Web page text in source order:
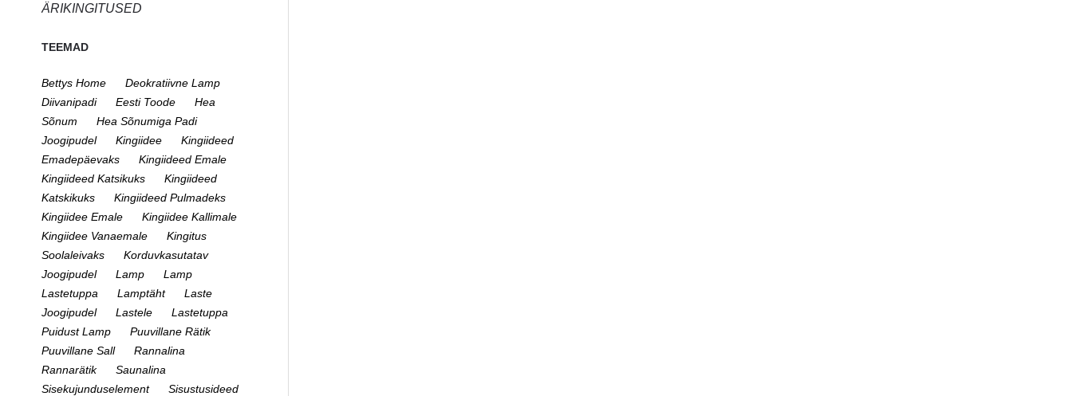
ÄRIKINGITUSED
TEEMAD
Bettys Home
Deokratiivne Lamp
Diivanipadi
Eesti Toode
Hea
Sõnum
Hea Sõnumiga Padi
Joogipudel
Kingiidee
Kingiideed
Emadepäevaks
Kingiideed Emale
Kingiideed Katsikuks
Kingiideed
Katskikuks
Kingiideed Pulmadeks
Kingiidee Emale
Kingiidee Kallimale
Kingiidee Vanaemale
Kingitus
Soolaleivaks
Korduvkasutatav
Joogipudel
Lamp
Lamp
Lastetuppa
Lamptäht
Laste
Joogipudel
Lastele
Lastetuppa
Puidust Lamp
Puuvillane Rätik
Puuvillane Sall
Rannalina
Rannarätik
Saunalina
Sisekujunduselement
Sisustusideed